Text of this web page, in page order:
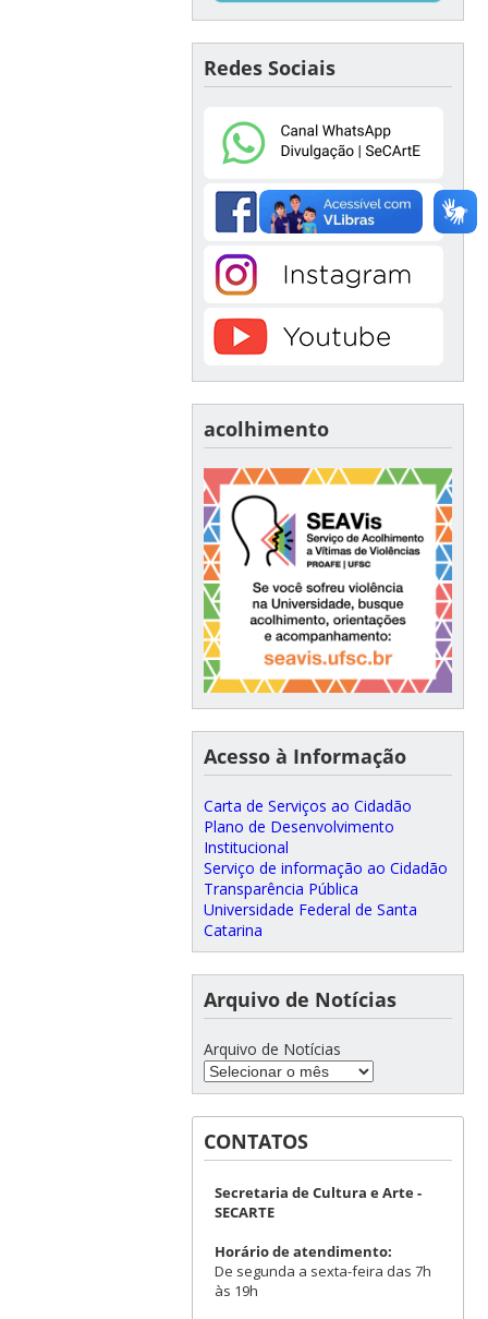
Redes Sociais
acolhimento
Acesso à Informação
Carta de Serviços ao Cidadão
Plano de Desenvolvimento
Institucional
Serviço de informação ao Cidadão
Transparência Pública
Universidade Federal de Santa
Catarina
Arquivo de Notícias
Arquivo de Notícias
CONTATOS
Secretaria de Cultura e Arte -
SECARTE
Horário de atendimento:
De segunda a sexta-feira das 7h
às 19h